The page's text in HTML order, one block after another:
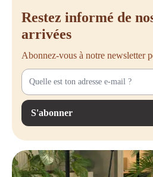
Restez informé de
arrivées
Abonnez-vous à notre newsletter
S'abonner